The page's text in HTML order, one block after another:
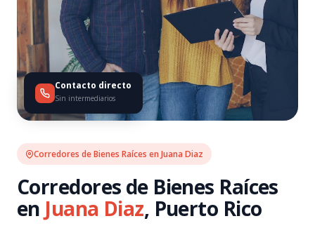
Corredores de Bienes Raíces en Juana Diaz
Corredores de Bienes Raíces
en Juana Diaz, Puerto Rico
Contacto directo
Sin intermediarios